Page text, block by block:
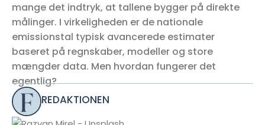
mange det indtryk, at tallene bygger på direkte
målinger. I virkeligheden er de nationale
emissionstal typisk avancerede estimater
baseret på regnskaber, modeller og store
mængder data. Men hvordan fungerer det
egentlig?
REDAKTIONEN